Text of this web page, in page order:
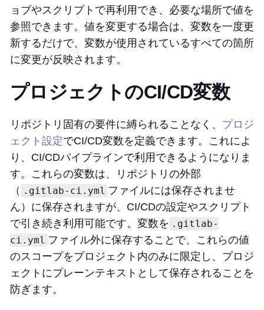
ョブやスクリプトで再利用でき、必要な場所で値を
参照できます。値を変更する場合は、変数を一度更
新するだけで、変数が使用されているすべての箇所
に変更が反映されます。
プロジェクトのCI/CD変数
リポジトリ固有の要件に縛られることなく、 プロジ
ェクト設定でCI/CD変数を定義できます。これによ
り、CI/CDパイプラインで利用できるようになりま
す。これらの変数は、リポジトリの外部
（ .gitlab-ci.yml ファイルには保存されませ
ん）に保存されますが、CI/CDの設定やスクリプト
で引き続き利用可能です。変数を .gitlab-
ci.yml ファイル外に保存することで、これらの値
のスコープをプロジェクト内のみに限定し、プロジ
ェクトにプレーンテキストとして保存されることを
防ぎます。